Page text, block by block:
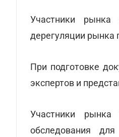
Участники рынка
дерегуляции рынка
При подготовке
экспертов и
Участники рынка
обследования